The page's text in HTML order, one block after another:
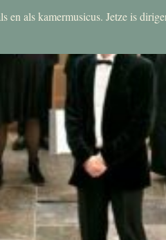
en als kamermusicus. Jetze is